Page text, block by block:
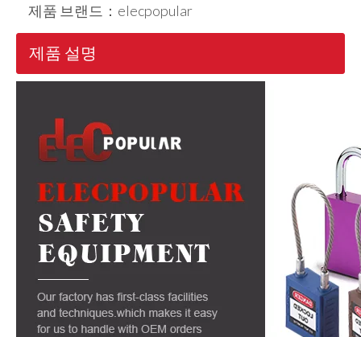
제품 브랜드： elecpopular
제품 설명